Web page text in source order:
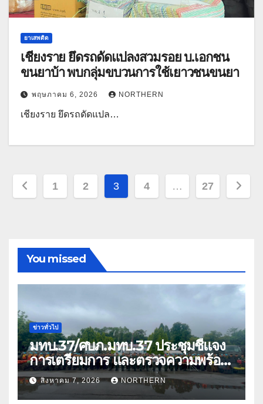
ยาเสพติด
เชียงราย ยึดรถดัดแปลงสวมรอย บ.เอกชน
ขนยาบ้า พบกลุ่มขบวนการใช้เยาวชนขนยา
พฤษภาคม 6, 2026 NORTHERN
เชียงราย ยึดรถดัดแปล…
Posts
1 2 3 4 … 27
You missed
ข่าวทั่วไป
มทบ.37/ศบภ.มทบ.37 ประชุมชี้แจง
การเตรียมการ และตรวจความพร้อม
ด้านการบรรเทาสาธารณภัย
สิงหาคม 7, 2026 NORTHERN